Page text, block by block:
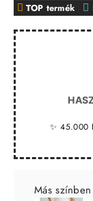
✨ 45.000
TOP termék
Más